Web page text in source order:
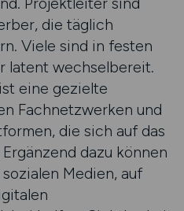
die täglich
Viele sind in festen
latent wechselbereit.
eine gezielte
Fachnetzwerken und
die sich auf das
dazu können
Medien, auf